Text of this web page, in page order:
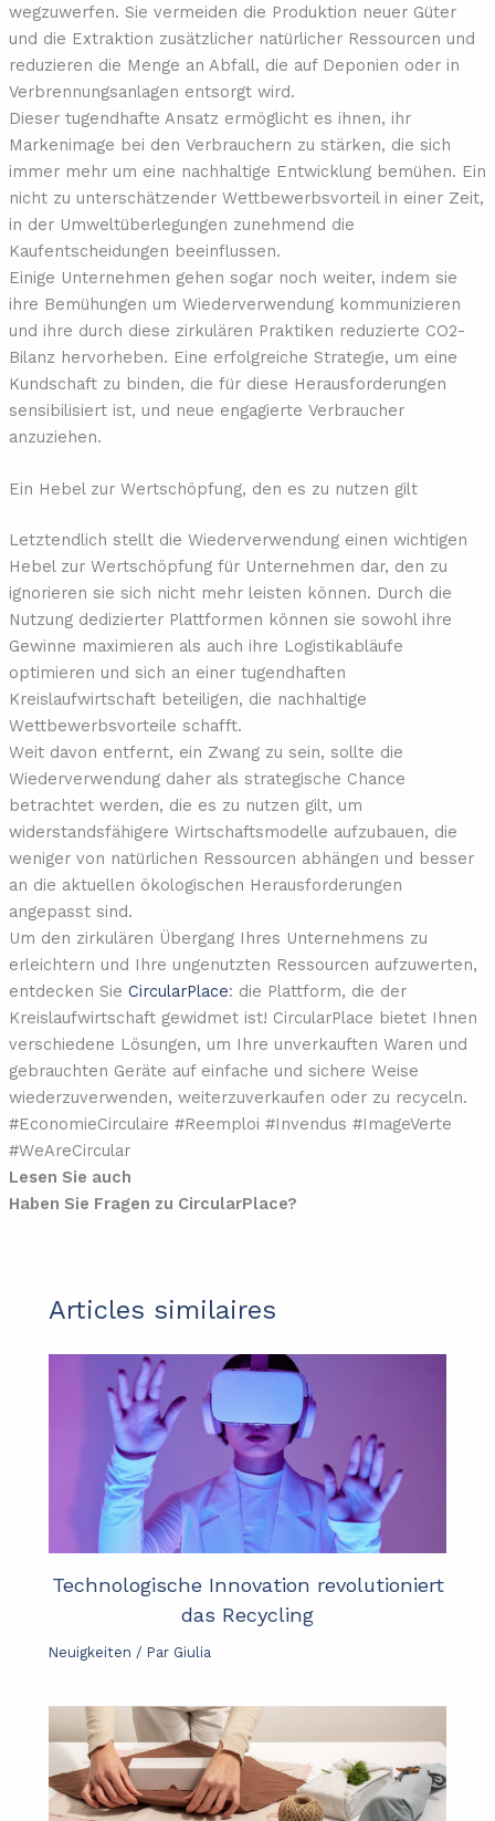
wegzuwerfen. Sie vermeiden die Produktion neuer Güter
und die Extraktion zusätzlicher natürlicher Ressourcen und
reduzieren die Menge an Abfall, die auf Deponien oder in
Verbrennungsanlagen entsorgt wird.
Dieser tugendhafte Ansatz ermöglicht es ihnen, ihr
Markenimage bei den Verbrauchern zu stärken, die sich
immer mehr um eine nachhaltige Entwicklung bemühen. Ein
nicht zu unterschätzender Wettbewerbsvorteil in einer Zeit,
in der Umweltüberlegungen zunehmend die
Kaufentscheidungen beeinflussen.
Einige Unternehmen gehen sogar noch weiter, indem sie
ihre Bemühungen um Wiederverwendung kommunizieren
und ihre durch diese zirkulären Praktiken reduzierte CO2-
Bilanz hervorheben. Eine erfolgreiche Strategie, um eine
Kundschaft zu binden, die für diese Herausforderungen
sensibilisiert ist, und neue engagierte Verbraucher
anzuziehen.
Ein Hebel zur Wertschöpfung, den es zu nutzen gilt
Letztendlich stellt die Wiederverwendung einen wichtigen
Hebel zur Wertschöpfung für Unternehmen dar, den zu
ignorieren sie sich nicht mehr leisten können. Durch die
Nutzung dedizierter Plattformen können sie sowohl ihre
Gewinne maximieren als auch ihre Logistikabläufe
optimieren und sich an einer tugendhaften
Kreislaufwirtschaft beteiligen, die nachhaltige
Wettbewerbsvorteile schafft.
Weit davon entfernt, ein Zwang zu sein, sollte die
Wiederverwendung daher als strategische Chance
betrachtet werden, die es zu nutzen gilt, um
widerstandsfähigere Wirtschaftsmodelle aufzubauen, die
weniger von natürlichen Ressourcen abhängen und besser
an die aktuellen ökologischen Herausforderungen
angepasst sind.
Um den zirkulären Übergang Ihres Unternehmens zu
erleichtern und Ihre ungenutzten Ressourcen aufzuwerten,
entdecken Sie CircularPlace: die Plattform, die der
Kreislaufwirtschaft gewidmet ist! CircularPlace bietet Ihnen
verschiedene Lösungen, um Ihre unverkauften Waren und
gebrauchten Geräte auf einfache und sichere Weise
wiederzuverwenden, weiterzuverkaufen oder zu recyceln.
#EconomieCirculaire #Reemploi #Invendus #ImageVerte
#WeAreCircular
Lesen Sie auch
Haben Sie Fragen zu CircularPlace?
Articles similaires
Technologische Innovation revolutioniert
das Recycling
Neuigkeiten / Par Giulia